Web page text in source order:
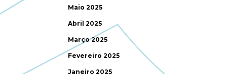
Maio 2025
Abril 2025
Março 2025
Fevereiro 2025
Janeiro 2025